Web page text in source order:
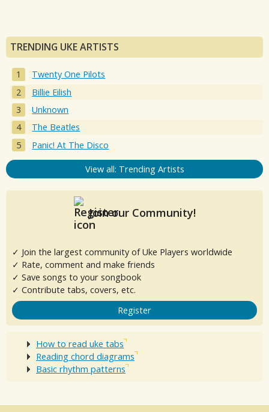
TRENDING UKE ARTISTS
Twenty One Pilots
Billie Eilish
Unknown
The Beatles
Panic! At The Disco
View all: Trending Artists
Join our Community!
✓ Join the largest community of Uke Players worldwide
✓ Rate, comment and make friends
✓ Save songs to your songbook
✓ Contribute tabs, covers, etc.
Register
How to read uke tabs
Reading chord diagrams
Basic rhythm patterns